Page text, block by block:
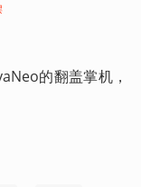
的翻盖掌机，